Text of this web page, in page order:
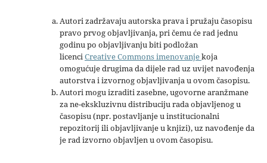
Autori zadržavaju autorska prava i pružaju časopisu
pravo prvog objavljivanja, pri čemu će rad jednu
godinu po objavljivanju biti podložan
licenciCreative Commons imenovanjekoja
omogućuje drugima da dijele rad uz uvijet navođenja
autorstva i izvornog objavljivanja u ovom časopisu.
Autori mogu izraditi zasebne, ugovorne aranžmane
za ne-ekskluzivnu distribuciju rada objavljenog u
časopisu (npr. postavljanje u institucionalni
repozitorij ili objavljivanje u knjizi), uz navođenje da
je rad izvorno objavljen u ovom časopisu.